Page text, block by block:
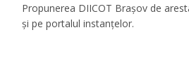
Propunerea DIICOT Brașov de
și pe portalul instanțelor.